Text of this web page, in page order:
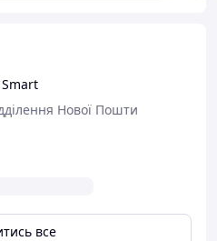
Smart
Нової Пошти
все